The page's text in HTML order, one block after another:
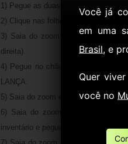
Você já
em uma
Brasil, e
Quer
você no
1) Pegue as duas PEDRAS no chão
2) Clique nas folhas no chão (à
3) Saia do zoom e entre na
direita).
4) Pegue no chão da caverna a
LANÇA.
5) Saia do zoom e clique na teia de
6) Saia do zoom e clique no
inventário e pegue o GRAVETO.
7) Saia do zoom e use o graveto